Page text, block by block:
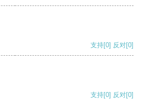
支持[0] 反对[0]
支持[0] 反对[0]